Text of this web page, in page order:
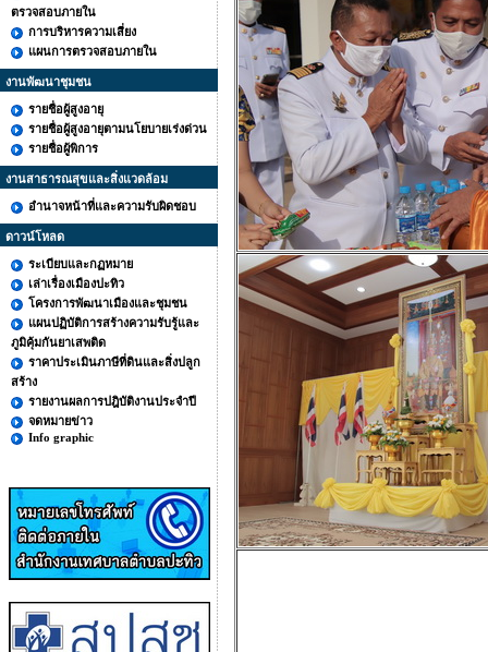
ตรวจสอบภายใน
การบริหารความเสี่ยง
แผนการตรวจสอบภายใน
งานพัฒนาชุมชน
รายชื่อผู้สูงอายุ
รายชื่อผู้สูงอายุตามนโยบายเร่งด่วน
รายชื่อผู้พิการ
งานสาธารณสุขและสิ่งแวดล้อม
อำนาจหน้าที่และความรับผิดชอบ
ดาวน์โหลด
ระเบียบและกฏหมาย
เล่าเรื่องเมืองปะทิว
โครงการพัฒนาเมืองและชุมชน
แผนปฏิบัติการสร้างความรับรู้และ
ภูมิคุ้มกันยาเสพติด
ราคาประเมินภาษีที่ดินและสิ่งปลูก
สร้าง
รายงานผลการปฎิบัติงานประจำปี
จดหมายข่าว
Info graphic